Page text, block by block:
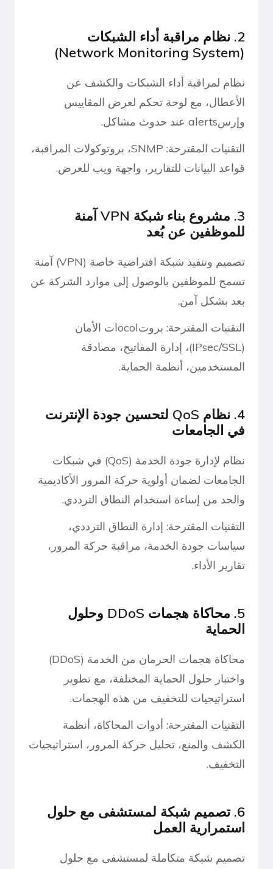
2. نظام مراقبة أداء الشبكات
(Network Monitoring System)
نظام لمراقبة أداء الشبكات والكشف عن
الأعطال، مع لوحة تحكم لعرض المقاييس
وإرسalerts عند حدوث مشاكل.
التقنيات المقترحة: SNMP، بروتوكولات المراقبة،
قواعد البيانات للتقارير، واجهة ويب للعرض.
3. مشروع بناء شبكة VPN آمنة
للموظفين عن بُعد
تصميم وتنفيذ شبكة افتراضية خاصة (VPN) آمنة
تسمح للموظفين بالوصول إلى موارد الشركة عن
بعد بشكل آمن.
التقنيات المقترحة: بروتocolات الأمان
(IPsec/SSL)، إدارة المفاتيح، مصادقة
المستخدمين، أنظمة الحماية.
4. نظام QoS لتحسين جودة الإنترنت
في الجامعات
نظام لإدارة جودة الخدمة (QoS) في شبكات
الجامعات لضمان أولوية حركة المرور الأكاديمية
والحد من إساءة استخدام النطاق الترددي.
التقنيات المقترحة: إدارة النطاق الترددي،
سياسات جودة الخدمة، مراقبة حركة المرور،
تقارير الأداء.
5. محاكاة هجمات DDoS وحلول
الحماية
محاكاة هجمات الحرمان من الخدمة (DDoS)
واختبار حلول الحماية المختلفة، مع تطوير
استراتيجيات للتخفيف من هذه الهجمات.
التقنيات المقترحة: أدوات المحاكاة، أنظمة
الكشف والمنع، تحليل حركة المرور، استراتيجيات
التخفيف.
6. تصميم شبكة لمستشفى مع حلول
استمرارية العمل
تصميم شبكة متكاملة لمستشفى مع حلول